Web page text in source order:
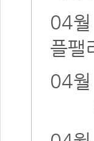
04
플팰
04